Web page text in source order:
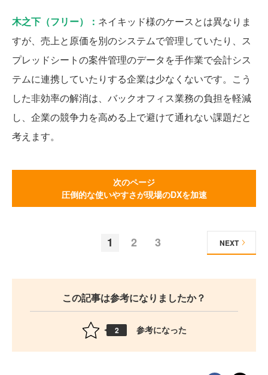
木之下（フリー）： ネイキッド様のケースとは異なりま
すが、売上と原価を別のシステムで管理していたり、ス
プレッドシートの案件管理のデータを手作業で会計シス
テムに連携していたりする企業は少なくないです。こう
した非効率の解消は、バックオフィス業務の負担を軽減
し、企業の競争力を高める上で避けて通れない課題だと
考えます。
次のページ
圧倒的な使いやすさが現場のDXを加速
1 2 3 NEXT
この記事は参考になりましたか？
2 参考になった